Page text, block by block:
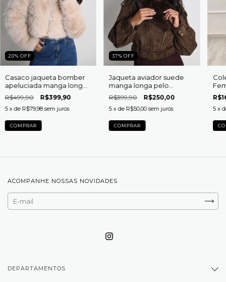
20% OFF
Casaco jaqueta bomber
apeluciada manga longa
Eldora
R$499,90 R$399,90
5 x de R$79,98 sem juros
COMPRAR
37% OFF
Jaqueta aviador suede
manga longa pelo
removível Lauana
R$399,90 R$250,00
5 x de R$50,00 sem juros
COMPRAR
5 x
ACOMPANHE NOSSAS NOVIDADES
DEPARTAMENTOS